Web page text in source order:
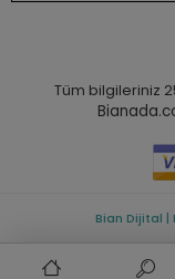
Tüm bilgileriniz
Bian Dijital |